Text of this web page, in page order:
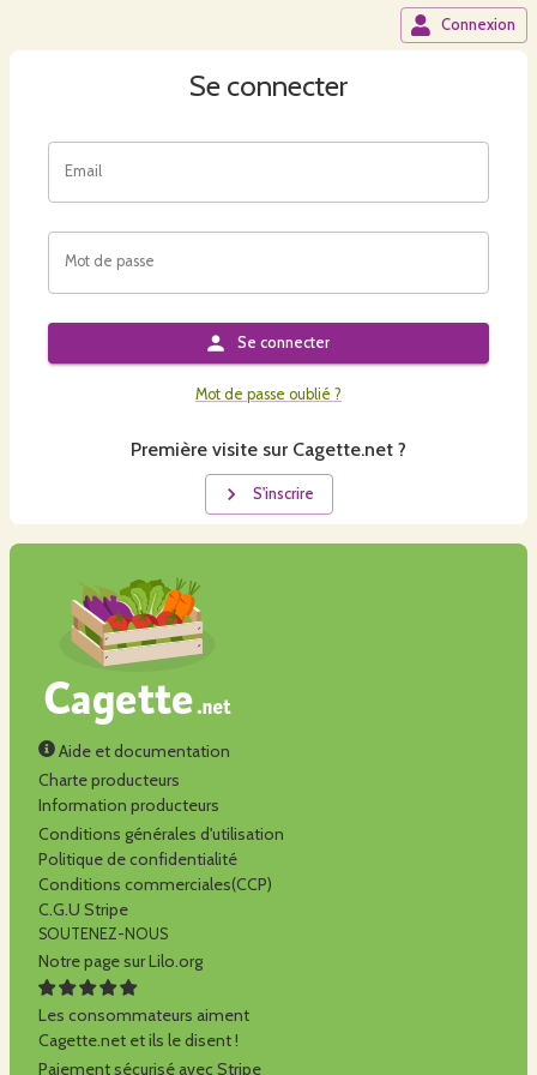
Connexion
Se connecter
Email
Mot de passe
Se connecter
Mot de passe oublié ?
Première visite sur Cagette.net ?
S'inscrire
Aide et documentation
Charte producteurs
Information producteurs
Conditions générales d'utilisation
Politique de confidentialité
Conditions commerciales(CCP)
C.G.U Stripe
SOUTENEZ-NOUS
Notre page sur Lilo.org
Les consommateurs aiment
Cagette.net et ils le disent !
Paiement sécurisé avec Stripe